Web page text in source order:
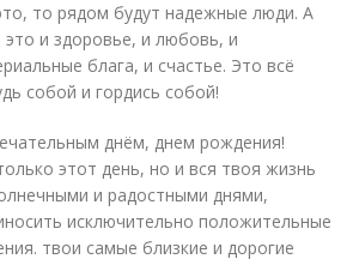
то рядом будут надежные люди. А
и здоровье, и любовь, и
блага, и счастье. Это всё
собой и гордись собой!
днём, днем рождения!
этот день, но и вся твоя жизнь
и радостными днями,
исключительно положительные
твои самые близкие и дорогие